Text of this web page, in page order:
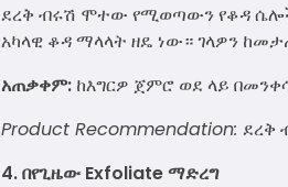
ደረቅ ብሩሽ ሞተው የሚወጣውን የቆዳ
አካላዊ ቆዳ ማላላት ዘዴ ነው። ገላዎን
አጠቃቀም: ከእግርዎ ጀምሮ ወደ ላይ
Product Recommendation: ደረቅ
4. በየጊዜው Exfoliate ማድረግ